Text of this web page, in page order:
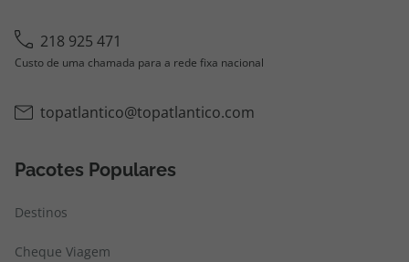
218 925 471
Custo de uma chamada para a rede fixa nacional
topatlantico@topatlantico.com
Pacotes Populares
Destinos
Cheque Viagem